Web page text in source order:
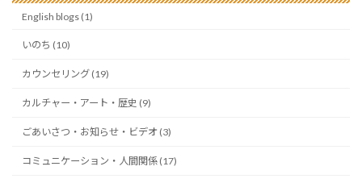
English blogs (1)
いのち (10)
カウンセリング (19)
カルチャー・アート・歴史 (9)
ごあいさつ・お知らせ・ビデオ (3)
コミュニケーション・人間関係 (17)